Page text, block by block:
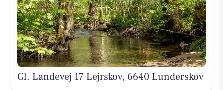
Gl. Landevej 17 Lejrskov, 6640 Lunderskov